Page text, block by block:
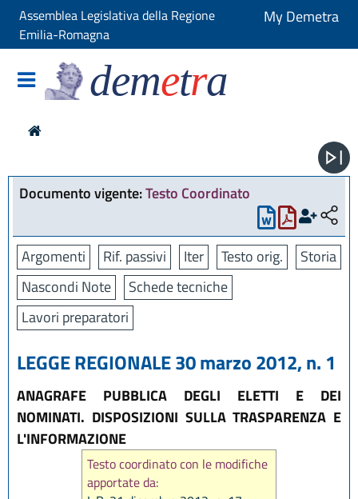
Assemblea Legislativa della Regione
Emilia-Romagna
My Demetra
demetra
Documento vigente:Testo Coordinato
Argomenti Rif. passivi Iter Testo orig.
Storia
Nascondi Note
Schede tecniche
Lavori preparatori
LEGGE REGIONALE 30 marzo 2012, n. 1
ANAGRAFE PUBBLICA DEGLI ELETTI E DEI
NOMINATI. DISPOSIZIONI SULLA TRASPARENZA E
L'INFORMAZIONE
Testo coordinato con le modifiche
apportate da: